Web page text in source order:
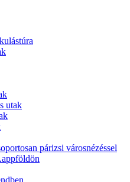
utak
párizsi városnézéssel